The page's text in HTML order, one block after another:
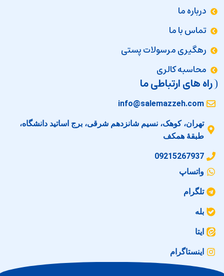
درباره ما
تماس با ما
رهگیری مرسولات پستی
محاسبه کالری
راه های ارتباطی ما
info@salemazzeh.com
تهران، کوهک، نسیم شانزدهم شرقی، برج اساتید دانشگاه،
طبقهٔ همکف
09215267937
واتساپ
تلگرام
بله
ایتا
اینستاگرام